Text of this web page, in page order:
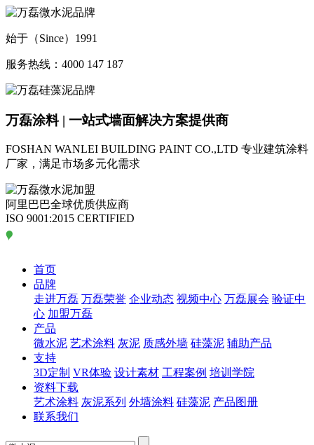
始于（Since）1991
服务热线：4000 147 187
万磊涂料 | 一站式墙面解决方案提供商
FOSHAN WANLEI BUILDING PAINT CO.,LTD 专业建筑涂料
厂家，满足市场多元化需求
阿里巴巴全球优质供应商
ISO 9001:2015 CERTIFIED
首页
品牌
走进万磊 万磊荣誉 企业动态 视频中心 万磊展会 验证中
心 加盟万磊
产品
微水泥 艺术涂料 灰泥 质感外墙 硅藻泥 辅助产品
支持
3D定制 VR体验 设计素材 工程案例 培训学院
资料下载
艺术涂料 灰泥系列 外墙涂料 硅藻泥 产品图册
联系我们